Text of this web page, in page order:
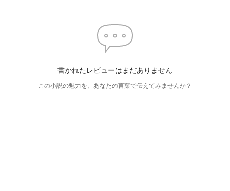
書かれたレビューはまだありません
この小説の魅力を、あなたの言葉で伝えてみませんか？